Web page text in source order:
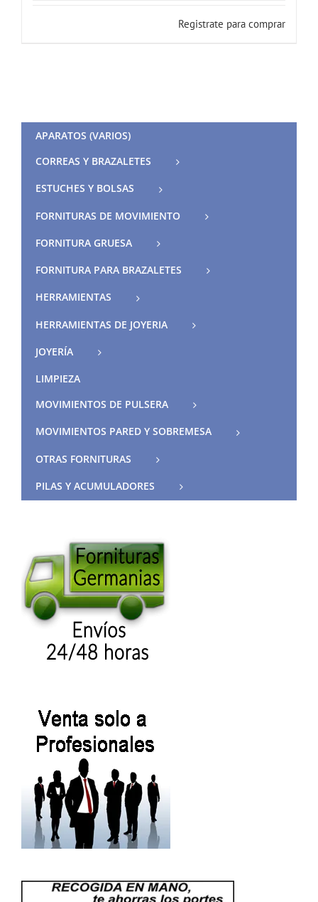
Registrate para comprar
APARATOS (VARIOS)
CORREAS Y BRAZALETES
ESTUCHES Y BOLSAS
FORNITURAS DE MOVIMIENTO
FORNITURA GRUESA
FORNITURA PARA BRAZALETES
HERRAMIENTAS
HERRAMIENTAS DE JOYERIA
JOYERÍA
LIMPIEZA
MOVIMIENTOS DE PULSERA
MOVIMIENTOS PARED Y SOBREMESA
OTRAS FORNITURAS
PILAS Y ACUMULADORES